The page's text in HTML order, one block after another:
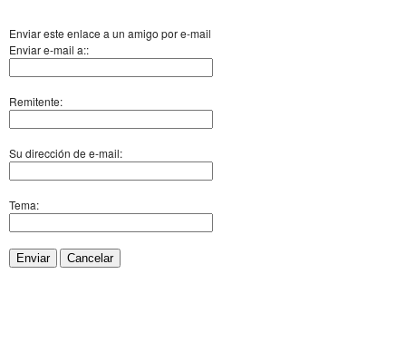
Enviar este enlace a un amigo por e-mail
Enviar e-mail a::
Remitente:
Su dirección de e-mail:
Tema:
Enviar Cancelar